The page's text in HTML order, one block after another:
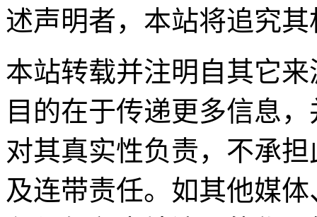
述声明者，本站将追究
本站转载并注明自其它
目的在于传递更多信息
对其真实性负责，不承
及连带责任。如其他媒